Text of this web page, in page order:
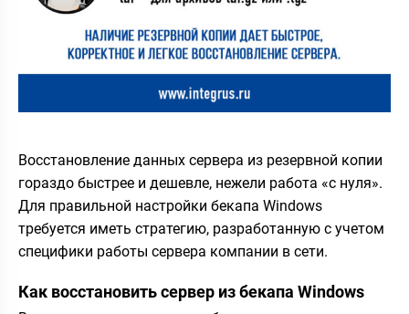
Восстановление данных сервера из резервной копии
гораздо быстрее и дешевле, нежели работа «с нуля».
Для правильной настройки бекапа Windows
требуется иметь стратегию, разработанную с учетом
специфики работы сервера компании в сети.
Как восстановить сервер из бекапа Windows